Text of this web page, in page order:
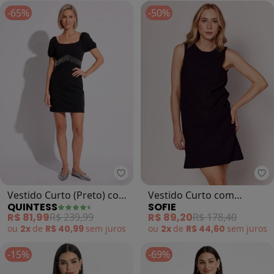
-65%
Quintess - Vestido Curto (Preto)
Vestido Curto (Preto) com
Franjas de Metal
QUINTESS
R$ 81,99R$ 239,99
ou 2x de R$ 40,99 sem juros
-50%
Vestido Curto com
Aplicação de Brilhos
(Preto)
SOFIE
R$ 89,20R$ 178,40
ou 2x de R$ 44,60 sem juros
-15% -69%